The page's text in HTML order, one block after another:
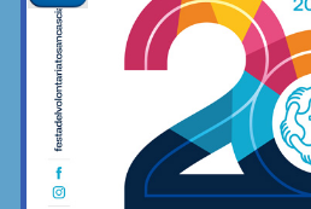
GRASSINA (BAGNO A RIPOLI) - Sono
fu organizzata la prima edizione delle
Grassina. Sette anni fa...